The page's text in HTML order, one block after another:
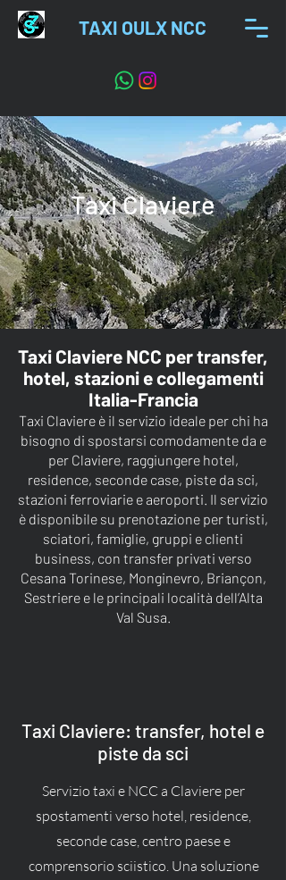
TAXI OULX NCC
Taxi Claviere
Taxi Claviere NCC per transfer,
hotel, stazioni e collegamenti
Italia-Francia
Taxi Claviere è il servizio ideale per chi ha
bisogno di spostarsi comodamente da e
per Claviere, raggiungere hotel,
residence, seconde case, piste da sci,
stazioni ferroviarie e aeroporti. Il servizio
è disponibile su prenotazione per turisti,
sciatori, famiglie, gruppi e clienti
business, con transfer privati verso
Cesana Torinese, Monginevro, Briançon,
Sestriere e le principali località dell’Alta
Val Susa.
Taxi Claviere: transfer, hotel e
piste da sci
Servizio taxi e NCC a Claviere per
spostamenti verso hotel, residence,
seconde case, centro paese e
comprensorio sciistico. Una soluzione